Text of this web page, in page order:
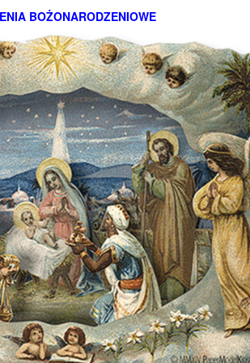
BOŻONARODZENIOWE